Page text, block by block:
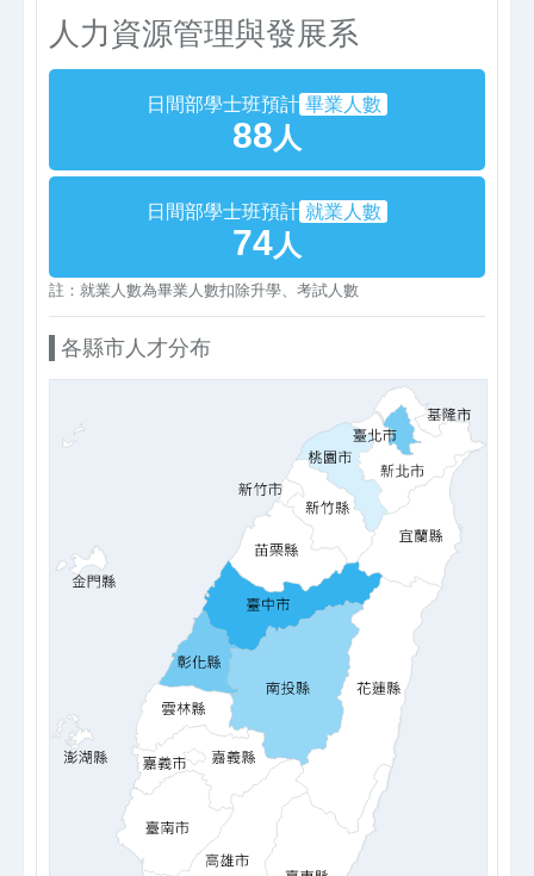
人力資源管理與發展系
日間部學士班預計 畢業人數
88人
日間部學士班預計 就業人數
74人
註：就業人數為畢業人數扣除升學、考試人數
各縣市人才分布